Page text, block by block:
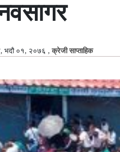
भदौ ०१, २०७६ ,क्रेजी साप्ताहिक